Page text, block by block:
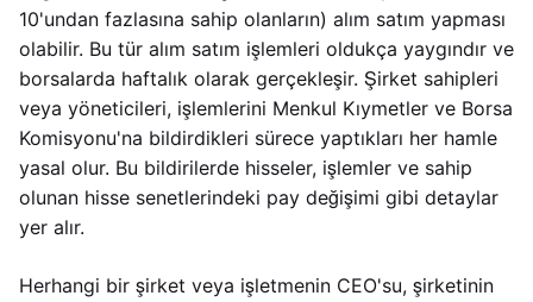
10'undan fazlasına sahip olanların) alım satım yapması
olabilir. Bu tür alım satım işlemleri oldukça yaygındır ve
borsalarda haftalık olarak gerçekleşir. Şirket sahipleri
veya yöneticileri, işlemlerini Menkul Kıymetler ve Borsa
Komisyonu'na bildirdikleri sürece yaptıkları her hamle
yasal olur. Bu bildirilerde hisseler, işlemler ve sahip
olunan hisse senetlerindeki pay değişimi gibi detaylar
yer alır.
Herhangi bir şirket veya işletmenin CEO'su, şirketinin